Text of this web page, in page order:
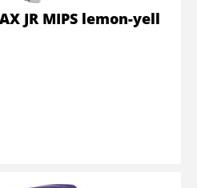
JR MIPS lemon-yell